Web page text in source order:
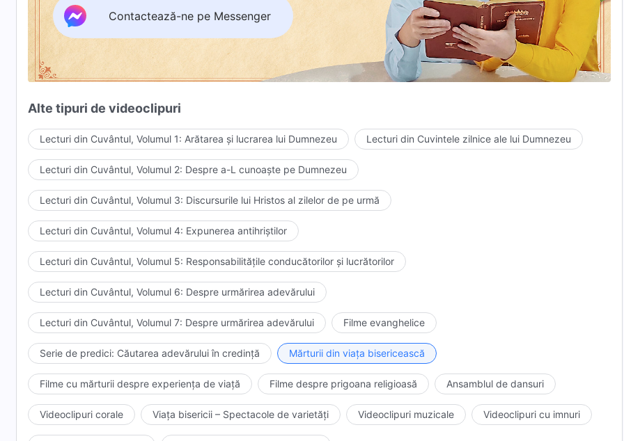
Contactează-ne pe Messenger
Alte tipuri de videoclipuri
Lecturi din Cuvântul, Volumul 1: Arătarea și lucrarea lui Dumnezeu Lecturi din Cuvintele zilnice ale lui Dumnezeu
Lecturi din Cuvântul, Volumul 2: Despre a-L cunoaște pe Dumnezeu
Lecturi din Cuvântul, Volumul 3: Discursurile lui Hristos al zilelor de pe urmă
Lecturi din Cuvântul, Volumul 4: Expunerea antihriștilor
Lecturi din Cuvântul, Volumul 5: Responsabilitățile conducătorilor și lucrătorilor
Lecturi din Cuvântul, Volumul 6: Despre urmărirea adevărului
Lecturi din Cuvântul, Volumul 7: Despre urmărirea adevărului Filme evanghelice
Serie de predici: Căutarea adevărului în credință Mărturii din viața bisericească
Filme cu mărturii despre experiența de viață Filme despre prigoana religioasă Ansamblul de dansuri
Videoclipuri corale Viața bisericii – Spectacole de varietăți Videoclipuri muzicale Videoclipuri cu imnuri